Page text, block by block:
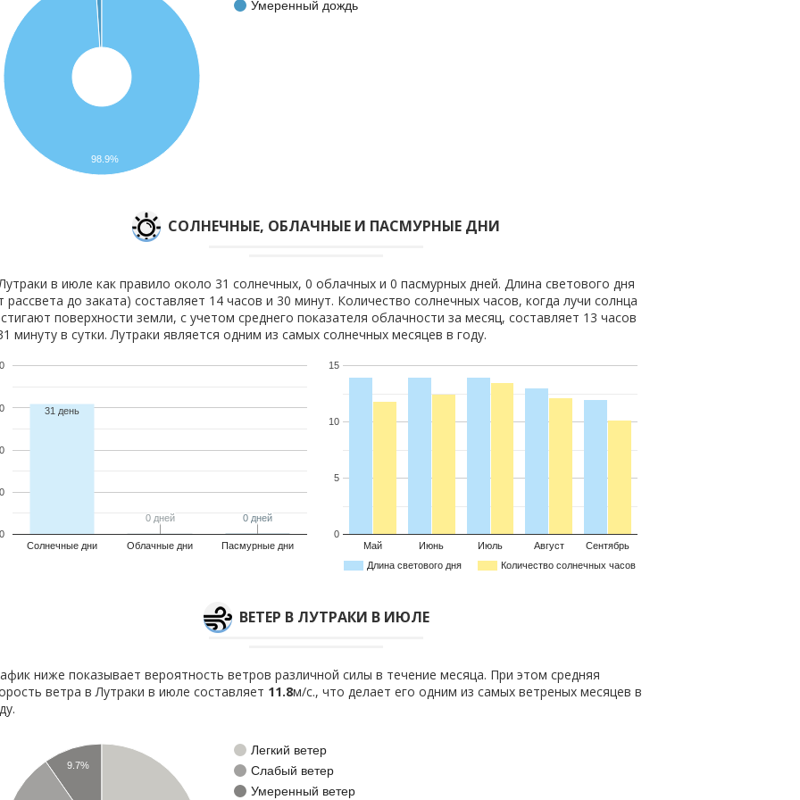
Умеренный дождь
98.9%
CОЛНЕЧНЫЕ, ОБЛАЧНЫЕ И ПАСМУРНЫЕ ДНИ
в июле как правило около 31 солнечных, 0 облачных и 0 пасмурных дней. Длина светового дня
рассвета до заката) составляет 14 часов и 30 минут. Количество солнечных часов, когда лучи солнца
поверхности земли, с учетом среднего показателя облачности за месяц, составляет 13 часов
минуту в сутки. Лутраки является одним из самых солнечных месяцев в году.
Солнечные дни Облачные дни Пасмурные дни
0
31 день
0 дней
0 дней 0 дней
0 дней
Длина светового дня Количество солнечных часов
Май Июнь Июль Август Сентябрь
0
5
10
15
ВЕТЕР В ЛУТРАКИ В ИЮЛЕ
ниже показывает вероятность ветров различной силы в течение месяца. При этом средняя
ветра в Лутраки в июле составляет 11.8м/с., что делает его одним из самых ветреных месяцев в
Легкий ветер
Слабый ветер
Умеренный ветер
9.7%